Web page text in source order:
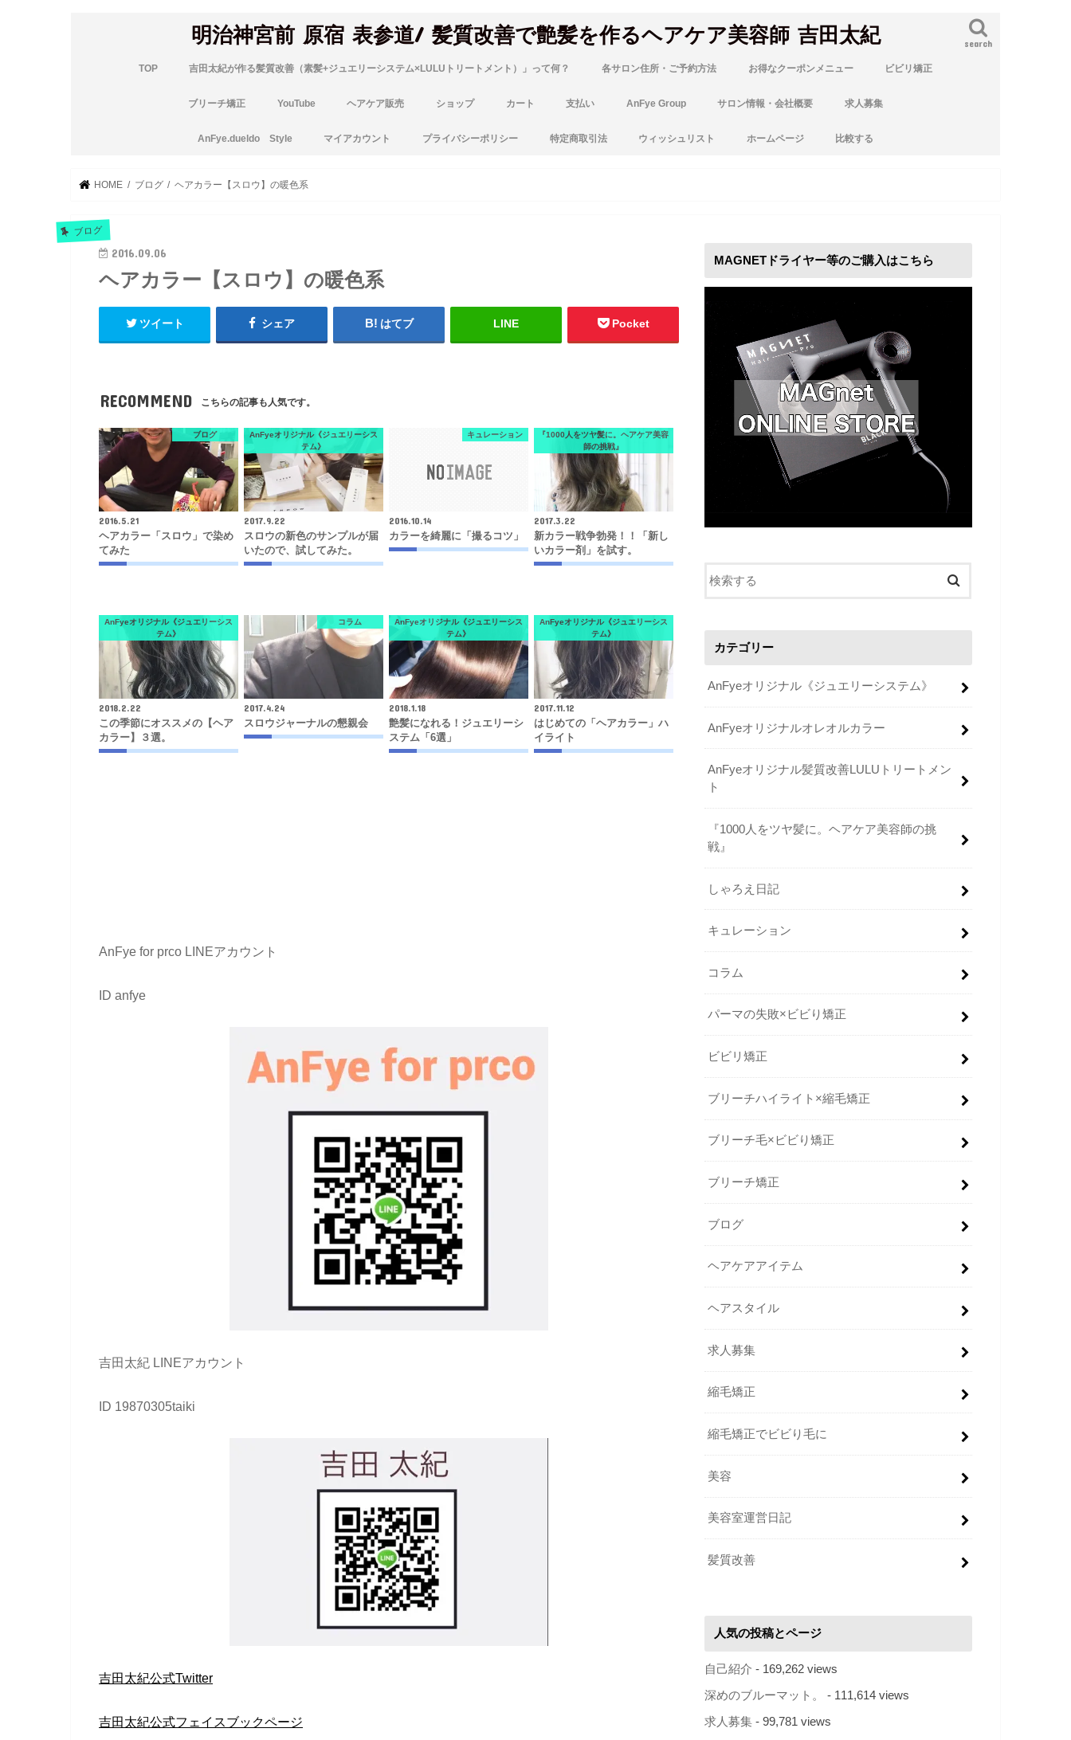
明治神宮前 原宿 表参道/ 髪質改善で艶髪を作るヘアケア美容師 吉田太紀 search
TOP 吉田太紀が作る髪質改善（素髪+ジュエリーシステム×LULUトリートメント）」って何？ 各サロン住所・ご予約方法 お得なクーポンメニュー ビビリ矯正
ブリーチ矯正 YouTube ヘアケア販売 ショップ カート 支払い AnFye Group サロン情報・会社概要 求人募集
AnFye.dueldo Style マイアカウント プライバシーポリシー 特定商取引法 ウィッシュリスト ホームページ 比較する
HOME ブログ ヘアカラー【スロウ】の暖色系
ブログ
2016.09.06
ヘアカラー【スロウ】の暖色系
ツイート シェア はてブ LINE Pocket
RECOMMEND こちらの記事も人気です。
ブログ
2016.5.21
ヘアカラー「スロウ」で染め
てみた
AnFyeオリジナル《ジュエリーシス
テム》
2017.9.22
スロウの新色のサンプルが届
いたので、試してみた。
キュレーション
2016.10.14
カラーを綺麗に「撮るコツ」
『1000人をツヤ髪に。ヘアケア美容
師の挑戦』
2017.3.22
新カラー戦争勃発！！「新し
いカラー剤」を試す。
AnFyeオリジナル《ジュエリーシス
テム》
2018.2.22
この季節にオススメの【ヘア
カラー】３選。
コラム
2017.4.24
スロウジャーナルの懇親会
AnFyeオリジナル《ジュエリーシス
テム》
2018.1.18
艶髪になれる！ジュエリーシ
ステム「6選」
AnFyeオリジナル《ジュエリーシス
テム》
2017.11.12
はじめての「ヘアカラー」ハ
イライト
AnFye for prco LINEアカウント
ID anfye
吉田太紀 LINEアカウント
ID 19870305taiki
吉田太紀公式Twitter
吉田太紀公式フェイスブックページ
MAGNETドライヤー等のご購入はこちら
カテゴリー
AnFyeオリジナル《ジュエリーシステム》
AnFyeオリジナルオレオルカラー
AnFyeオリジナル髪質改善LULUトリートメン
ト
『1000人をツヤ髪に。ヘアケア美容師の挑
戦』
しゃろえ日記
キュレーション
コラム
パーマの失敗×ビビり矯正
ビビリ矯正
ブリーチハイライト×縮毛矯正
ブリーチ毛×ビビり矯正
ブリーチ矯正
ブログ
ヘアケアアイテム
ヘアスタイル
求人募集
縮毛矯正
縮毛矯正でビビり毛に
美容
美容室運営日記
髪質改善
人気の投稿とページ
自己紹介 - 169,262 views
深めのブルーマット。 - 111,614 views
求人募集 - 99,781 views